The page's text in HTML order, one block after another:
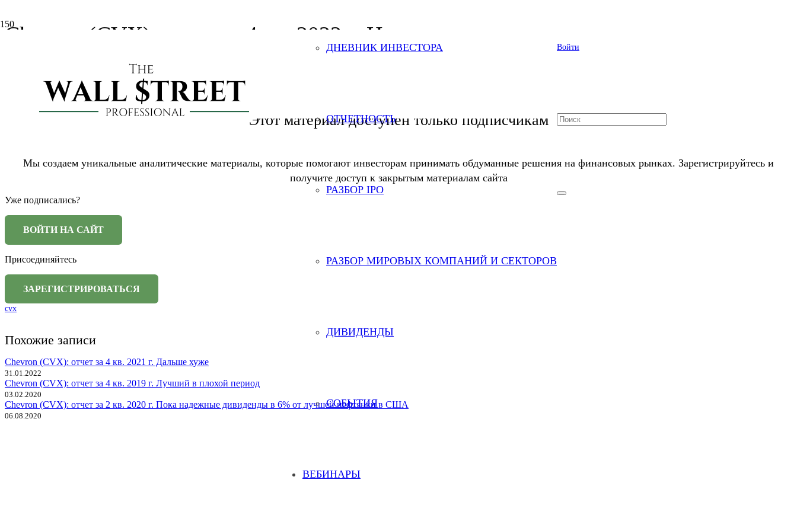
ДНЕВНИК ИНВЕСТОРА
ОТЧЕТНОСТЬ
РАЗБОР IPO
РАЗБОР МИРОВЫХ КОМПАНИЙ И СЕКТОРОВ
ДИВИДЕНДЫ
СОБЫТИЯ
ВЕБИНАРЫ
Войти
Chevron (CVX): отчет за 4 кв. 2022 г. Надо ждать нового цикла
Отчетность США
Этот материал доступен только подписчикам
Мы создаем уникальные аналитические материалы, которые помогают инвесторам принимать обдуманные решения на финансовых рынках. Зарегистрируйтесь и
получите доступ к закрытым материалам сайта
Уже подписались?
Присоединяйтесь
cvx
Похожие записи
Chevron (CVX): отчет за 4 кв. 2021 г. Дальше хуже
31.01.2022
Chevron (CVX): отчет за 4 кв. 2019 г. Лучший в плохой период
03.02.2020
Chevron (CVX): отчет за 2 кв. 2020 г. Пока надежные дивиденды в 6% от лучшей нефтянки в США
06.08.2020